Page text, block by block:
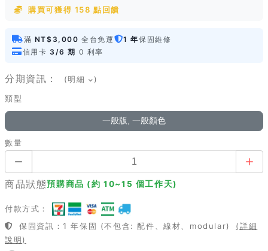
購買可獲得 158 點回饋
滿 NT$3,000 全台免運 1 年保固維修
信用卡 3/6 期 0 利率
分期資訊： (明細 )
類型
一般版, 一般顏色
數量
商品狀態預購商品 (約 10~15 個工作天)
付款方式：
保固資訊：1 年保固 (不包含: 配件、線材、modular)
(詳細
說明)